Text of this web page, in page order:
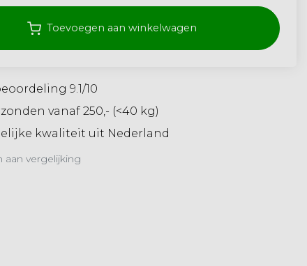
Toevoegen aan winkelwagen
9.1/10
vanaf 250,- (<40 kg)
kwaliteit uit Nederland
aan vergelijking